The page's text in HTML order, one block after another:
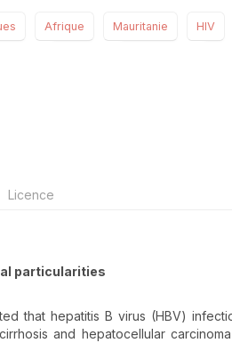
Afrique Mauritanie HIV
Licence
particularities
that hepatitis B virus (HBV)
and hepatocellular